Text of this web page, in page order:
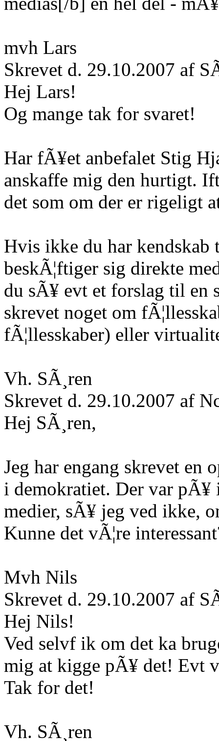
mvh Lars
Skrevet d. 29.10.2007 af
Hej Lars!
Og mange tak for svaret!
Har fÃ¥et anbefalet Stig
anskaffe mig den hurtigt.
det som om der er rigeligt
Hvis ikke du har
beskÃ¦ftiger sig direkte
du sÃ¥ evt et forslag til en
skrevet noget om
fÃ¦llesskaber) eller
Vh. SÃ¸ren
Skrevet d. 29.10.2007 af
Hej SÃ¸ren,
Jeg har engang skrevet en
i demokratiet. Der var
medier, sÃ¥ jeg ved ikke,
Kunne det vÃ¦re
Mvh Nils
Skrevet d. 29.10.2007 af
Hej Nils!
Ved selvf ik om det ka
mig at kigge pÃ¥ det! Evt
Tak for det!
Vh. SÃ¸ren